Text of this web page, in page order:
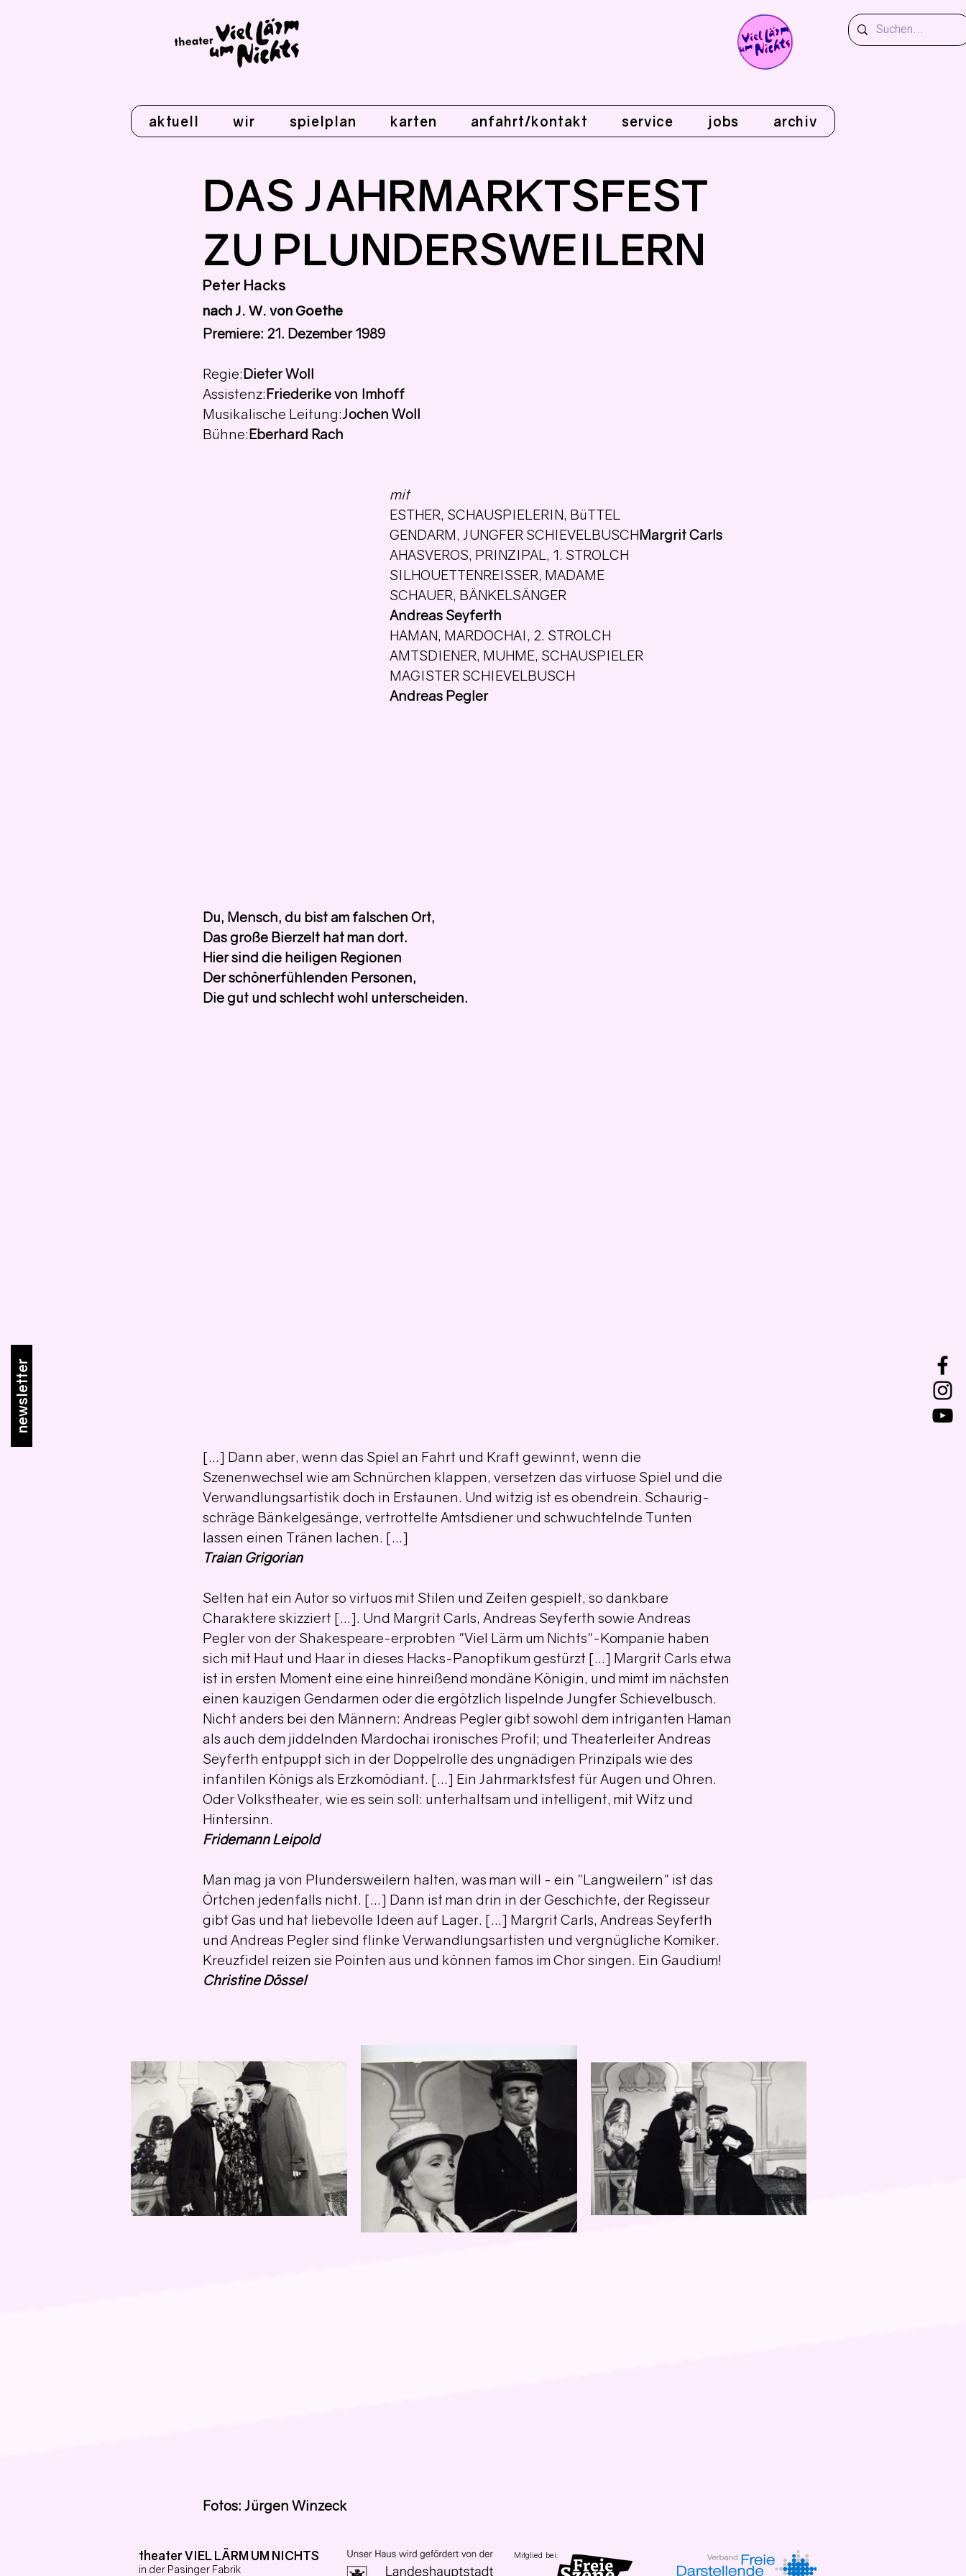
aktuell wir spielplan karten anfahrt/kontakt service jobs archiv
newsletter
DAS JAHRMARKTSFEST
ZU PLUNDERSWEILERN
Peter Hacks
nach J. W. von Goethe
Premiere: 21. Dezember 1989
Regie:Dieter Woll
Assistenz:Friederike von Imhoff
Musikalische Leitung:Jochen Woll
Bühne:Eberhard Rach
mit
ESTHER, SCHAUSPIELERIN, BüTTEL
GENDARM, JUNGFER SCHIEVELBUSCHMargrit Carls
AHASVEROS, PRINZIPAL, 1. STROLCH
SILHOUETTENREISSER, MADAME
SCHAUER, BÄNKELSÄNGER
Andreas Seyferth
HAMAN, MARDOCHAI, 2. STROLCH
AMTSDIENER, MUHME, SCHAUSPIELER
MAGISTER SCHIEVELBUSCH
Andreas Pegler
Du, Mensch, du bist am falschen Ort,
Das große Bierzelt hat man dort.
Hier sind die heiligen Regionen
Der schönerfühlenden Personen,
Die gut und schlecht wohl unterscheiden.
[...] Dann aber, wenn das Spiel an Fahrt und Kraft gewinnt, wenn die
Szenenwechsel wie am Schnürchen klappen, versetzen das virtuose Spiel und die
Verwandlungsartistik doch in Erstaunen. Und witzig ist es obendrein. Schaurig-
schräge Bänkelgesänge, vertrottelte Amtsdiener und schwuchtelnde Tunten
lassen einen Tränen lachen. [...]
Traian Grigorian
Selten hat ein Autor so virtuos mit Stilen und Zeiten gespielt, so dankbare
Charaktere skizziert [...]. Und Margrit Carls, Andreas Seyferth sowie Andreas
Pegler von der Shakespeare-erprobten "Viel Lärm um Nichts"-Kompanie haben
sich mit Haut und Haar in dieses Hacks-Panoptikum gestürzt [...] Margrit Carls etwa
ist in ersten Moment eine eine hinreißend mondäne Königin, und mimt im nächsten
einen kauzigen Gendarmen oder die ergötzlich lispelnde Jungfer Schievelbusch.
Nicht anders bei den Männern: Andreas Pegler gibt sowohl dem intriganten Haman
als auch dem jiddelnden Mardochai ironisches Profil; und Theaterleiter Andreas
Seyferth entpuppt sich in der Doppelrolle des ungnädigen Prinzipals wie des
infantilen Königs als Erzkomödiant. [...] Ein Jahrmarktsfest für Augen und Ohren.
Oder Volkstheater, wie es sein soll: unterhaltsam und intelligent, mit Witz und
Hintersinn.
Fridemann Leipold
Man mag ja von Plundersweilern halten, was man will - ein "Langweilern" ist das
Örtchen jedenfalls nicht. [...] Dann ist man drin in der Geschichte, der Regisseur
gibt Gas und hat liebevolle Ideen auf Lager. [...] Margrit Carls, Andreas Seyferth
und Andreas Pegler sind flinke Verwandlungsartisten und vergnügliche Komiker.
Kreuzfidel reizen sie Pointen aus und können famos im Chor singen. Ein Gaudium!
Christine Dössel
Fotos: Jürgen Winzeck
theater VIEL LÄRM UM NICHTS
in der Pasinger Fabrik
Mitglied bei: